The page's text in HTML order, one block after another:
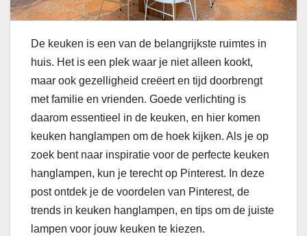
De keuken is een van de belangrijkste ruimtes in
huis. Het is een plek waar je niet alleen kookt,
maar ook gezelligheid creëert en tijd doorbrengt
met familie en vrienden. Goede verlichting is
daarom essentieel in de keuken, en hier komen
keuken hanglampen om de hoek kijken. Als je op
zoek bent naar inspiratie voor de perfecte keuken
hanglampen, kun je terecht op Pinterest. In deze
post ontdek je de voordelen van Pinterest, de
trends in keuken hanglampen, en tips om de juiste
lampen voor jouw keuken te kiezen.